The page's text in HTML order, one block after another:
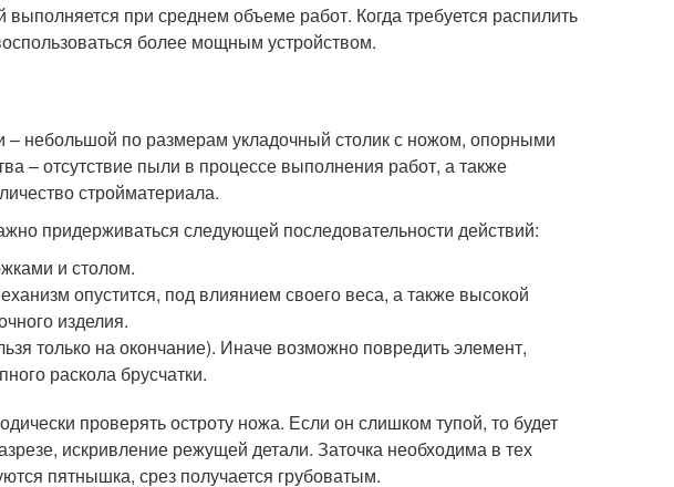
выполняется при среднем объеме работ. Когда требуется распилить
более мощным устройством.
– небольшой по размерам укладочный столик с ножом, опорными
– отсутствие пыли в процессе выполнения работ, а также
стройматериала.
придерживаться следующей последовательности действий:
и столом.
опустится, под влиянием своего веса, а также высокой
изделия.
только на окончание). Иначе возможно повредить элемент,
раскола брусчатки.
проверять остроту ножа. Если он слишком тупой, то будет
искривление режущей детали. Заточка необходима в тех
пятнышка, срез получается грубоватым.